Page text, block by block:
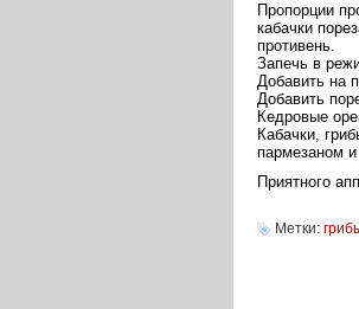
Пропорции
кабачки
противень.
Запечь в
Добавить на
Добавить
Кедровые
Кабачки,
пармезаном
Приятного
Метки: